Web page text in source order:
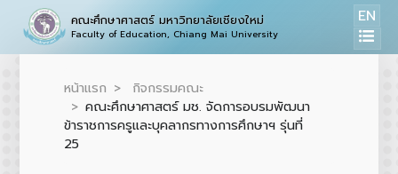
คณะศึกษาศาสตร์ มหาวิทยาลัยเชียงใหม่
Faculty of Education, Chiang Mai University
EN
หน้าแรก
กิจกรรมคณะ
คณะศึกษาศาสตร์ มช. จัดการอบรมพัฒนา
ข้าราชการครูและบุคลากรทางการศึกษาฯ รุ่นที่
25